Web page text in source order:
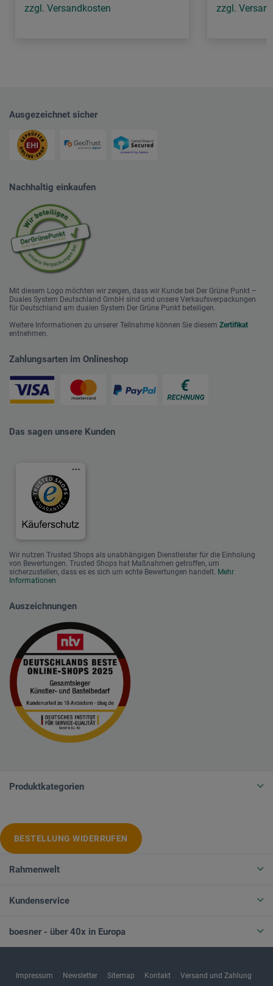
zzgl. Versandkosten zzgl.
Ausgezeichnet sicher
Nachhaltig einkaufen
Mit diesem Logo möchten wir zeigen, dass wir Kunde bei Der Grüne Punkt –
Duales System Deutschland GmbH sind und unsere Verkaufsverpackungen
für Deutschland am dualen System Der Grüne Punkt beteiligen.
Weitere Informationen zu unserer Teilnahme können Sie diesem Zertifikat
entnehmen.
Zahlungsarten im Onlineshop
Das sagen unsere Kunden
Wir nutzen Trusted Shops als unabhängigen Dienstleister für die Einholung
von Bewertungen. Trusted Shops hat Maßnahmen getroffen, um
sicherzustellen, dass es es sich um echte Bewertungen handelt. Mehr
Informationen
Auszeichnungen
Produktkategorien
BESTELLUNG WIDERRUFEN
Rahmenwelt
Kundenservice
boesner - über 40x in Europa
Impressum Newsletter Sitemap Kontakt Versand und Zahlung